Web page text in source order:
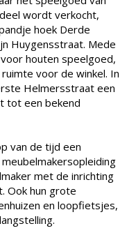
wordt verkocht,
hoek Derde
Huygensstraat. Mede
houten speelgoed,
voor de winkel. In
Helmersstraat een
tot een bekend
van de tijd een
met de inrichting
Ook hun grote
en loopfietsjes,